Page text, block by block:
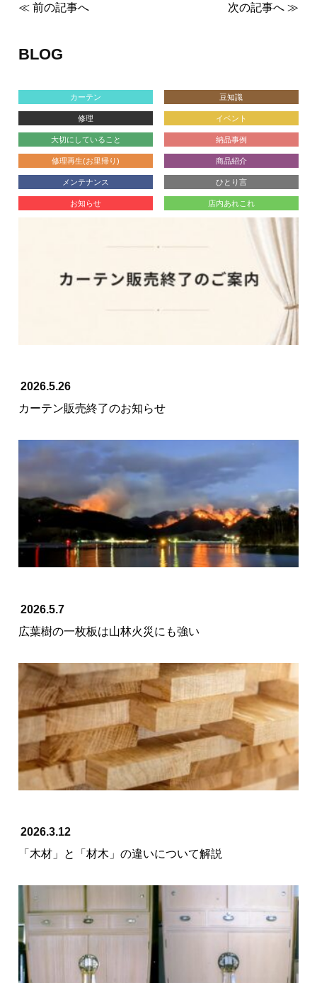
≪ 前の記事へ 次の記事へ ≫
BLOG
カーテン 豆知識
修理 イベント
大切にしていること 納品事例
修理再生(お里帰り) 商品紹介
メンテナンス ひとり言
お知らせ 店内あれこれ
2026.5.26
カーテン販売終了のお知らせ
2026.5.7
広葉樹の一枚板は山林火災にも強い
2026.3.12
「木材」と「材木」の違いについて解説